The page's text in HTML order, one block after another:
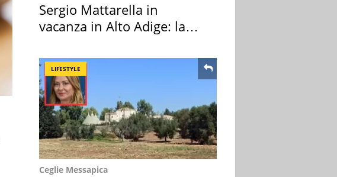
Sergio Mattarella in
vacanza in Alto Adige: la
LIFESTYLE
Ceglie Messapica